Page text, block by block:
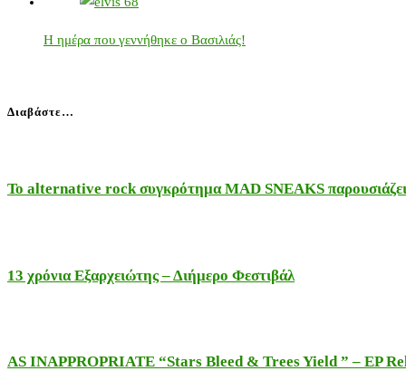
Η ημέρα που γεννήθηκε ο Βασιλιάς!
Διαβάστε…
Το alternative rock συγκρότημα MAD SNEAKS
13 χρόνια Εξαρχειώτης – Διήμερο Φεστιβάλ
AS INAPPROPRIATE “Stars Bleed & Trees Yield ” – EP